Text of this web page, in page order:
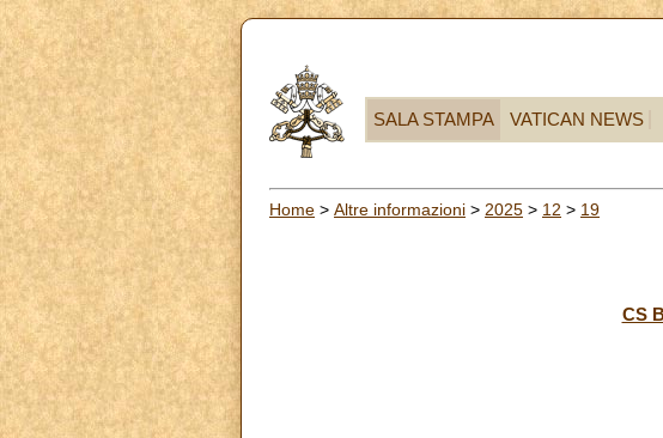
SALA STAMPA VATICAN NEWS
Home > Altre informazioni > 2025 > 12 > 19
CS